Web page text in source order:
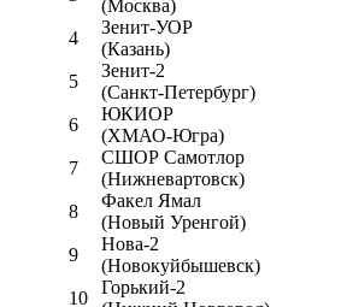
(Москва)
4
Зенит-УОР
(Казань)
5
Зенит-2
(Санкт-Петербург)
6
ЮКИОР
(ХМАО-Югра)
7
СШОР Самотлор
(Нижневартовск)
8
Факел Ямал
(Новый Уренгой)
9
Нова-2
(Новокуйбышевск)
10
Горький-2